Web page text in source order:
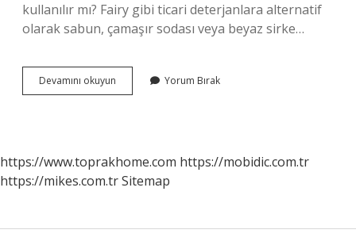
kullanılır mı? Fairy gibi ticari deterjanlara alternatif
olarak sabun, çamaşır sodası veya beyaz sirke…
Devamını okuyun
Sabunu
Yorum Bırak
https://www.toprakhome.com https://mobidic.com.tr
https://mikes.com.trSitemap